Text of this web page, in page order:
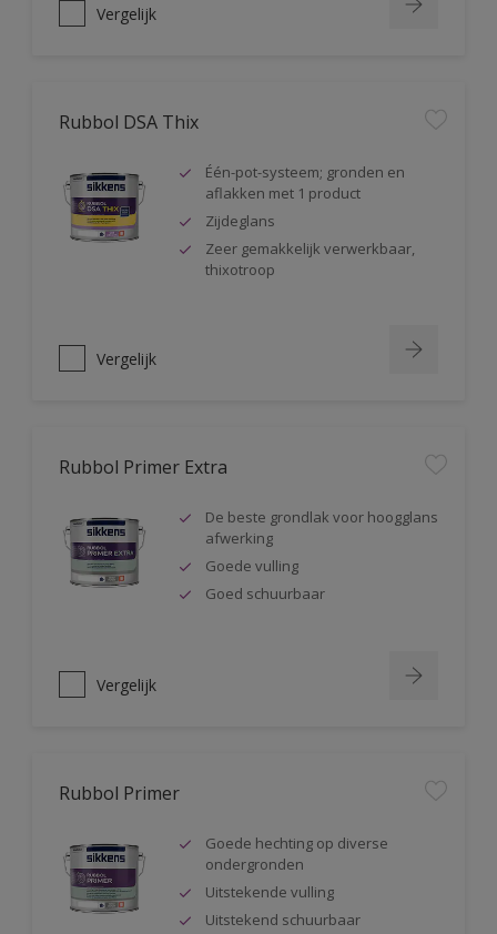
Vergelijk
Rubbol DSA Thix
Één-pot-systeem; gronden en
aflakken met 1 product
Zijdeglans
Zeer gemakkelijk verwerkbaar,
thixotroop
Vergelijk
Rubbol Primer Extra
De beste grondlak voor hoogglans
afwerking
Goede vulling
Goed schuurbaar
Vergelijk
Rubbol Primer
Goede hechting op diverse
ondergronden
Uitstekende vulling
Uitstekend schuurbaar